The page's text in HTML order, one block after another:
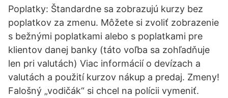
Poplatky: Štandardne sa zobrazujú kurzy bez
poplatkov za zmenu. Môžete si zvoliť zobrazenie
s bežnými poplatkami alebo s poplatkami pre
klientov danej banky (táto voľba sa zohľadňuje
len pri valutách) Viac informácií o devízach a
valutách a použití kurzov nákup a predaj. Zmeny!
Falošný „vodičák“ si chcel na polícii vymeniť.